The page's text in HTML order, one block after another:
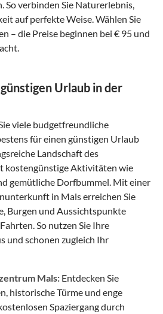
So verbinden Sie Naturerlebnis,
auf perfekte Weise. Wählen Sie
– die Preise beginnen bei € 95 und
Urlaub in der
viele budgetfreundliche
für einen günstigen Urlaub
Landschaft des
kostengünstige Aktivitäten wie
gemütliche Dorfbummel. Mit einer
in Mals erreichen Sie
Burgen und Aussichtspunkte
So nutzen Sie Ihre
und schonen zugleich Ihr
Mals: Entdecken Sie
historische Türme und enge
Spaziergang durch